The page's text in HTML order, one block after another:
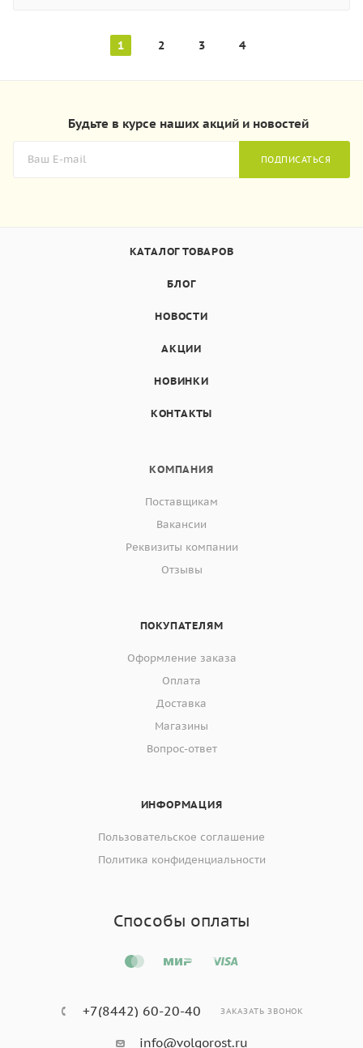
1 2 3 4
Будьте в курсе наших акций и новостей
ПОДПИСАТЬСЯ
КАТАЛОГ ТОВАРОВ
БЛОГ
НОВОСТИ
АКЦИИ
НОВИНКИ
КОНТАКТЫ
КОМПАНИЯ
Поставщикам
Вакансии
Реквизиты компании
Отзывы
ПОКУПАТЕЛЯМ
Оформление заказа
Оплата
Доставка
Магазины
Вопрос-ответ
ИНФОРМАЦИЯ
Пользовательское соглашение
Политика конфиденциальности
Способы оплаты
+7(8442) 60-20-40 ЗАКАЗАТЬ ЗВОНОК
info@volgorost.ru